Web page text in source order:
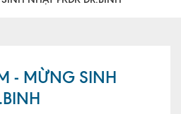
Đội ngũ y bác sĩ
- MỪNG SINH